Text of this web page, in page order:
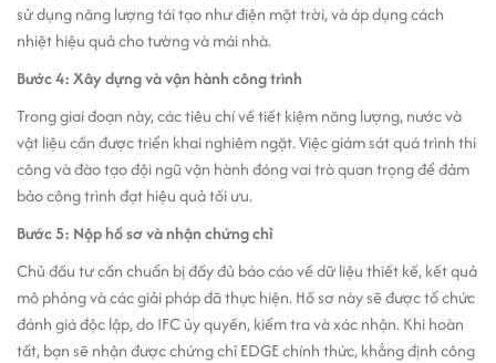
sử dụng năng lượng tái tạo như điện mặt trời, và áp dụng cách
nhiệt hiệu quả cho tường và mái nhà.
Bước 4: Xây dựng và vận hành công trình
Trong giai đoạn này, các tiêu chí về tiết kiệm năng lượng, nước và
vật liệu cần được triển khai nghiêm ngặt. Việc giám sát quá trình thi
công và đào tạo đội ngũ vận hành đóng vai trò quan trọng để đảm
bảo công trình đạt hiệu quả tối ưu.
Bước 5: Nộp hồ sơ và nhận chứng chỉ
Chủ đầu tư cần chuẩn bị đầy đủ báo cáo về dữ liệu thiết kế, kết quả
mô phỏng và các giải pháp đã thực hiện. Hồ sơ này sẽ được tổ chức
đánh giá độc lập, do IFC ủy quyền, kiểm tra và xác nhận. Khi hoàn
tất, bạn sẽ nhận được chứng chỉ EDGE chính thức, khẳng định công